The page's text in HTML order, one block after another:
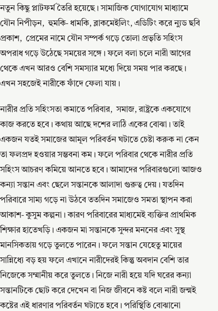
নতুন কিছু প্লাটফর্ম তৈরি হয়েছে। সামাজিক যোগাযোগ মাধ্যামে
যৌন নিপীড়ন, হুমকি- ধামকি, ব্লাকমেইলিং, এডিটিং করে ন্যুড ছবি
প্রকাশ, প্রেমের নামে যৌন সম্পর্ক গড়ে তোলা প্রভৃতি সহিংস
অপরাধ গড়ে উঠেছে সময়ের সঙ্গে। ফলে বলা চলে নারী আগের
থেকে এখন আরও বেশি সমস্যার মধ্যে দিয়ে সময় পার করছে।
এখন সহজেই নারীকে ফাঁদে ফেলা যায়।
নারীর প্রতি সহিংসতা কমাতে পরিবার, সমাজ, রাষ্ট্রকে একযোগে
কাজ করতে হবে। কথায় আছে দশের লাঠি একের বোঝা। তাই
একজন যতই সমাজের আমূল পরিবর্তন ঘটাতে চেষ্টা করুক না কেন
তা ফলপ্রদ হওয়ার সম্ভবনা কম। ফলে পরিবার থেকে নারীর প্রতি
সহিংস আচরণ কমিয়ে আনতে হবে। আমাদের পরিবারগুলো আজও
কন্যা সন্তান এবং ছেলে সন্তানকে আলাদা গুরুত্ব দেয়। যতদিন
পরিবারে সাম্য গড়ে না উঠবে ততদিন সমাজেও সমতা স্থাপন করা
আকাশ- কুসুম কল্পনা। কারণ পরিবারের মাধ্যমেই ব্যক্তির প্রাথমিক
শিক্ষার হাতেখড়ি। একজন মা সন্তানকে সুন্দর মননের এবং সুস্থ
মানসিকতায় গড়ে তুলতে পারেন। ফলে সন্তান যেহেতু মায়ের
সান্নিধ্যে বড় হয় ফলে এখানে নারীদেরই কিন্তু অবদান বেশি তার
নিজেকে সম্মানীয় করে তুলতে। নিজে নারী হয়ে যদি ঘরের কন্যা
সন্তানটিকে ছোট করে দেখেন বা নিজ জীবনে কষ্ট বলে নারী জন্মই
কষ্টের এই ধারণার পরিবর্তন ঘটাতে হবে। পরিস্থিতি বোঝানো